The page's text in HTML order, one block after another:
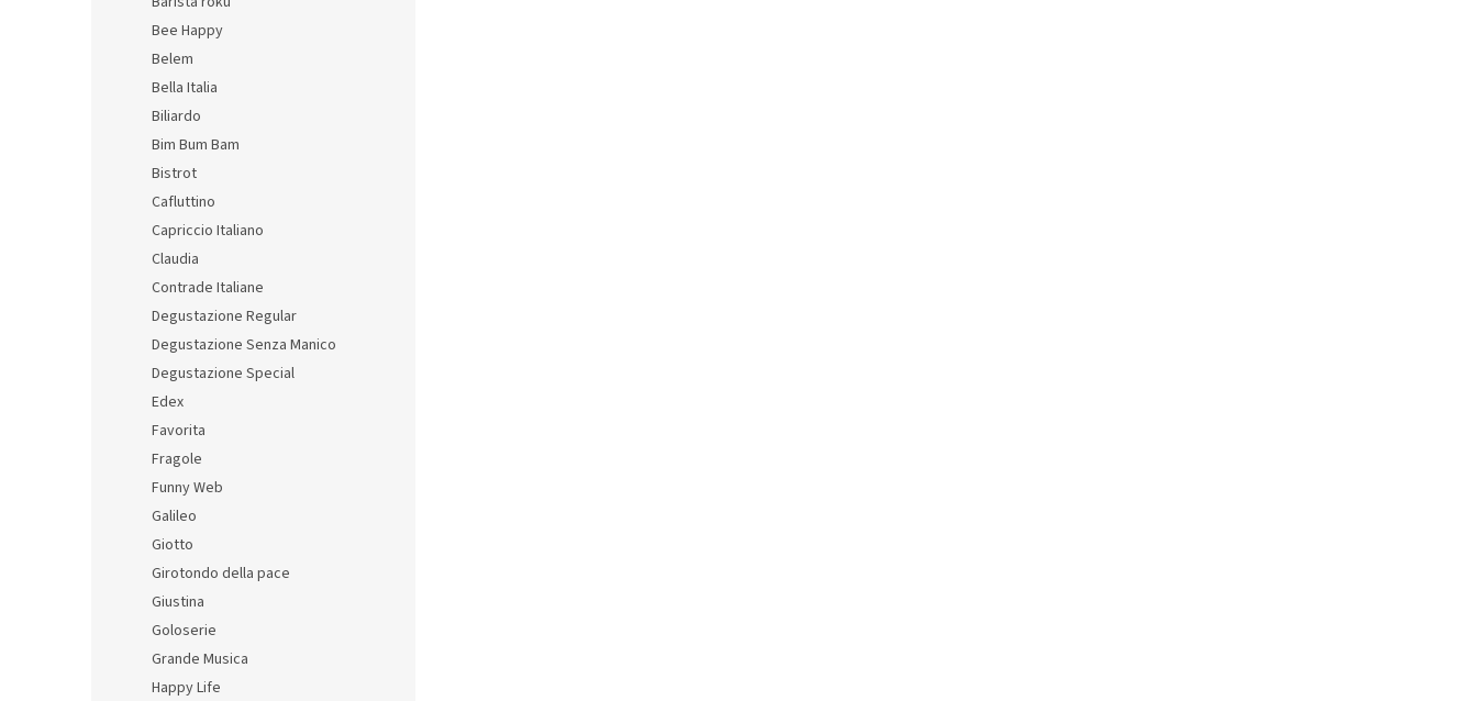
Bee Happy
Belem
Bella Italia
Biliardo
Bim Bum Bam
Bistrot
Cafluttino
Capriccio Italiano
Claudia
Contrade Italiane
Degustazione Regular
Degustazione Senza Manico
Degustazione Special
Edex
Favorita
Fragole
Funny Web
Galileo
Giotto
Girotondo della pace
Giustina
Goloserie
Grande Musica
Happy Life